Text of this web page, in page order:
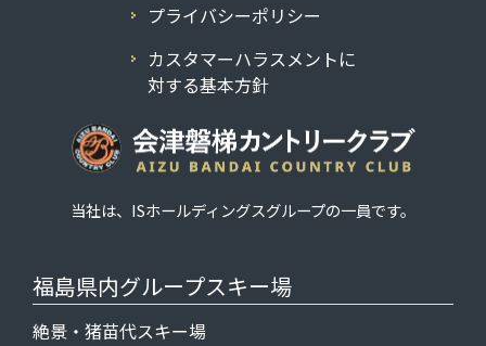
プライバシーポリシー
カスタマーハラスメントに
対する基本方針
当社は、 ISホールディングスグループの一員です。
福島県内グループスキー場
絶景・猪苗代スキー場